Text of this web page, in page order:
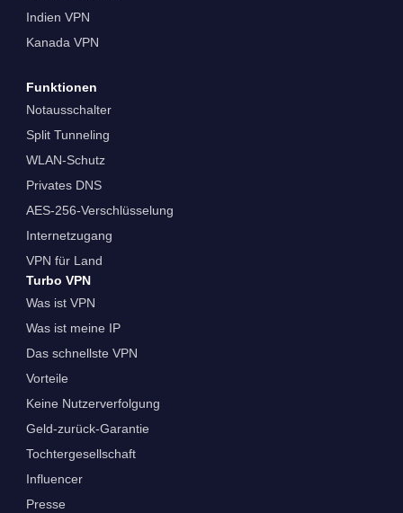
Indien VPN
Kanada VPN
Funktionen
Notausschalter
Split Tunneling
WLAN-Schutz
Privates DNS
AES-256-Verschlüsselung
Internetzugang
VPN für Land
Turbo VPN
Was ist VPN
Was ist meine IP
Das schnellste VPN
Vorteile
Keine Nutzerverfolgung
Geld-zurück-Garantie
Tochtergesellschaft
Influencer
Presse